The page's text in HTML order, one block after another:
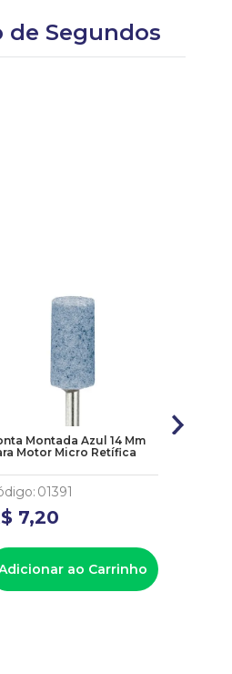
de Segundos
Montada Azul 14 Mm
Motor Micro Retífica
: 01391
7,20
ao Carrinho